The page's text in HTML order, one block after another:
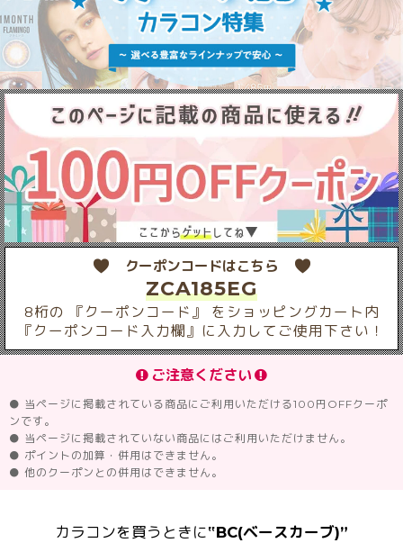
クーポンコードはこちら
ZCA185EG
8桁の 『クーポンコード』 をショッピングカート内
『クーポンコード入力欄』に入力してご使用下さい！
ご注意ください
● 当ページに掲載されている商品にご利用いただける100円OFFクーポ
ンです。
● 当ページに掲載されていない商品にはご利用いただけません。
● ポイントの加算・併用はできません。
● 他のクーポンとの併用はできません。
カラコンを買うときに‟BC(ベースカーブ)”